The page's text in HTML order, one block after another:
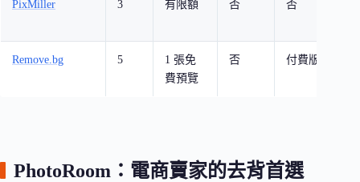
PixMiller 3 有限額 否 否
Remove.bg 5
1 張免
費預覽
否 付費版
PhotoRoom：電商賣家的去背首選